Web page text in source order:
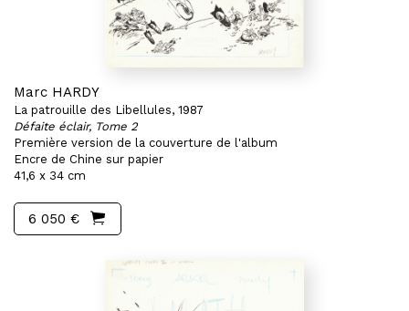
Marc HARDY
La patrouille des Libellules, 1987
Défaite éclair, Tome 2
Première version de la couverture de l'album
Encre de Chine sur papier
41,6 x 34 cm
6 050 €